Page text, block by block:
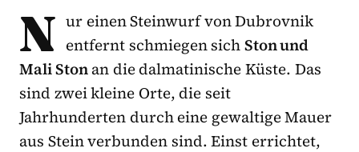
N ur einen Steinwurf von Dubrovnik
entfernt schmiegen sichSton und
Mali Stonan die dalmatinische Küste. Das
sind zwei kleine Orte, die seit
Jahrhunderten durch eine gewaltige Mauer
aus Stein verbunden sind. Einst errichtet,